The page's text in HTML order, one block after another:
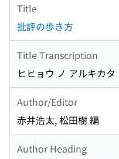
Title
批評の歩き方
Title Transcription
ヒヒョウ ノ アルキカタ
Author/Editor
赤井浩太, 松田樹 編
Author Heading